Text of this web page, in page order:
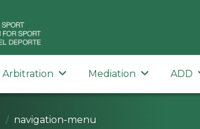
Arbitration Mediation ADD
navigation-menu